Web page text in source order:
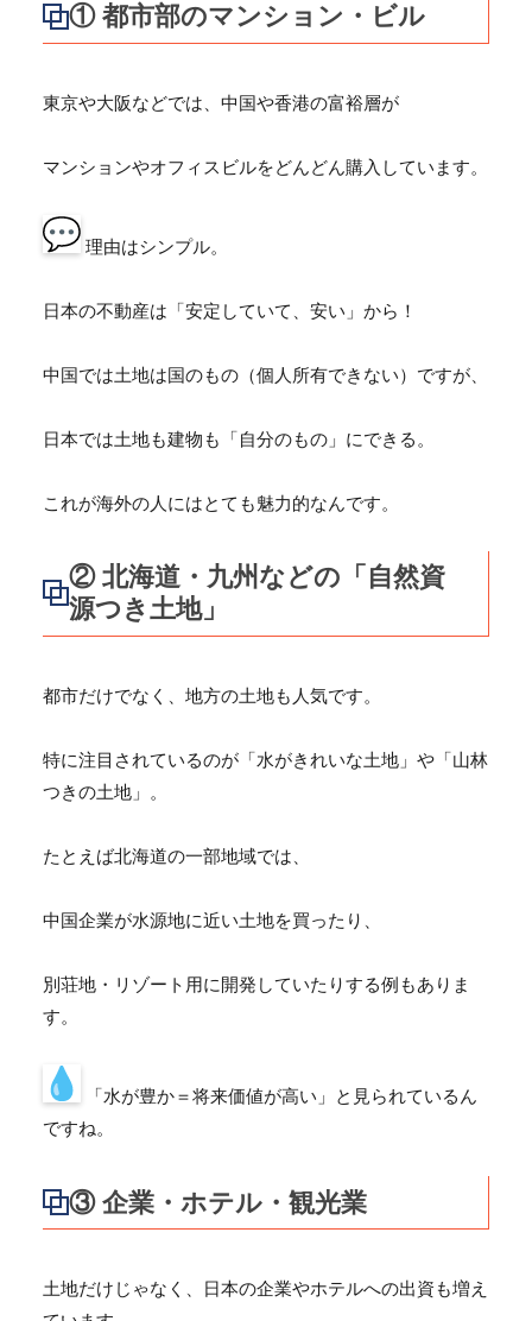
① 都市部のマンション・ビル
東京や大阪などでは、中国や香港の富裕層が
マンションやオフィスビルをどんどん購入しています。
理由はシンプル。
日本の不動産は「安定していて、安い」から！
中国では土地は国のもの（個人所有できない）ですが、
日本では土地も建物も「自分のもの」にできる。
これが海外の人にはとても魅力的なんです。
② 北海道・九州などの「自然資
源つき土地」
都市だけでなく、地方の土地も人気です。
特に注目されているのが「水がきれいな土地」や「山林
つきの土地」。
たとえば北海道の一部地域では、
中国企業が水源地に近い土地を買ったり、
別荘地・リゾート用に開発していたりする例もありま
す。
「水が豊か＝将来価値が高い」と見られているん
ですね。
③ 企業・ホテル・観光業
土地だけじゃなく、日本の企業やホテルへの出資も増え